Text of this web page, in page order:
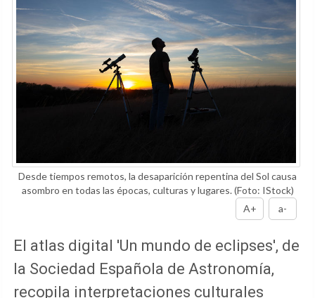
Desde tiempos remotos, la desaparición repentina del Sol causa
asombro en todas las épocas, culturas y lugares.(Foto: IStock)
A+
a-
El atlas digital 'Un mundo de eclipses', de
la Sociedad Española de Astronomía,
recopila interpretaciones culturales